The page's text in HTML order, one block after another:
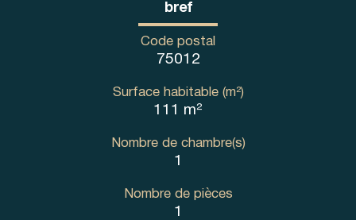
bref
Code postal
75012
Surface habitable (m²)
111 m²
Nombre de chambre(s)
1
Nombre de pièces
1